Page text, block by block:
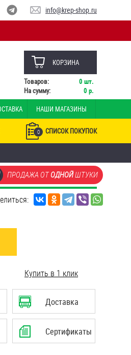
info@krep-shop.ru
КОРЗИНА
Товаров: 0 шт.
На сумму:
0 р.
НАШИ МАГАЗИНЫ
0 СПИСОК ПОКУПОК
ПРОДАЖА ОТОДНОЙШТУКИ
Купить в 1 клик
Доставка
Сертификаты